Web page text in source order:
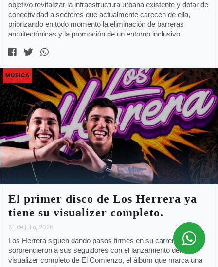
objetivo revitalizar la infraestructura urbana existente y dotar de
conectividad a sectores que actualmente carecen de ella,
priorizando en todo momento la eliminación de barreras
arquitectónicas y la promoción de un entorno inclusivo.
MUSICA
El primer disco de Los Herrera ya
tiene su visualizer completo.
31 de julio, 2026
Los Herrera siguen dando pasos firmes en su carrera y ahora
sorprendieron a sus seguidores con el lanzamiento del
visualizer completo de El Comienzo, el álbum que marca una